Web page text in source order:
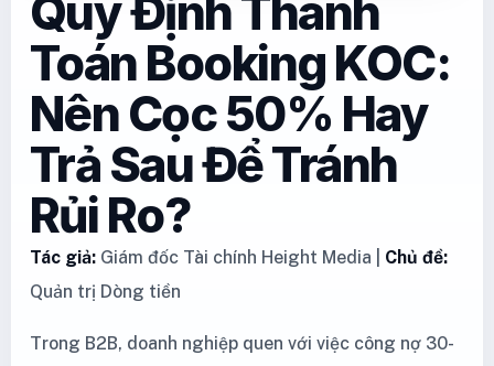
Quy Định Thanh
Toán Booking KOC:
Nên Cọc 50% Hay
Trả Sau Để Tránh
Rủi Ro?
Tác giả: Giám đốc Tài chính Height Media | Chủ đề:
Quản trị Dòng tiền
Trong B2B, doanh nghiệp quen với việc công nợ 30-